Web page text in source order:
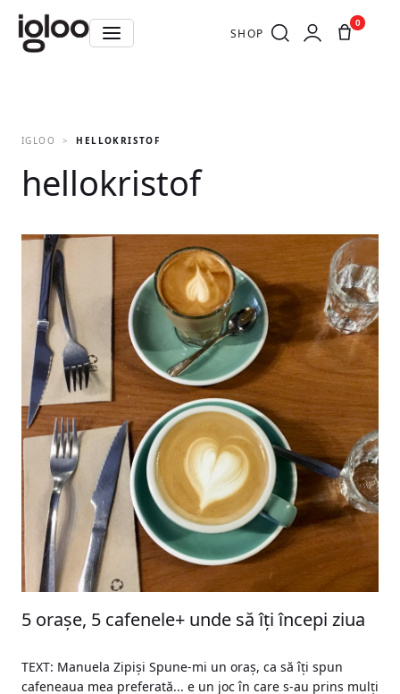
SHOP
0
IGLOO HELLOKRISTOF
hellokristof
5 orașe, 5 cafenele+ unde să îți începi ziua
TEXT: Manuela Zipiși Spune-mi un oraș, ca să îți spun
cafeneaua mea preferată... e un joc în care s-au prins mulți